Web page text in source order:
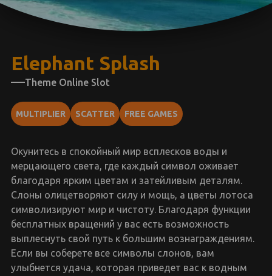
Elephant Splash
Theme Online Slot
MULTIPLIER SCATTER FREE GAMES
Окунитесь в спокойный мир всплесков воды и
мерцающего света, где каждый символ оживает
благодаря ярким цветам и затейливым деталям.
Слоны олицетворяют силу и мощь, а цветы лотоса
символизируют мир и чистоту. Благодаря функции
бесплатных вращений у вас есть возможность
выплеснуть свой путь к большим вознаграждениям.
Если вы соберете все символы слонов, вам
улыбнется удача, которая приведет вас к водным